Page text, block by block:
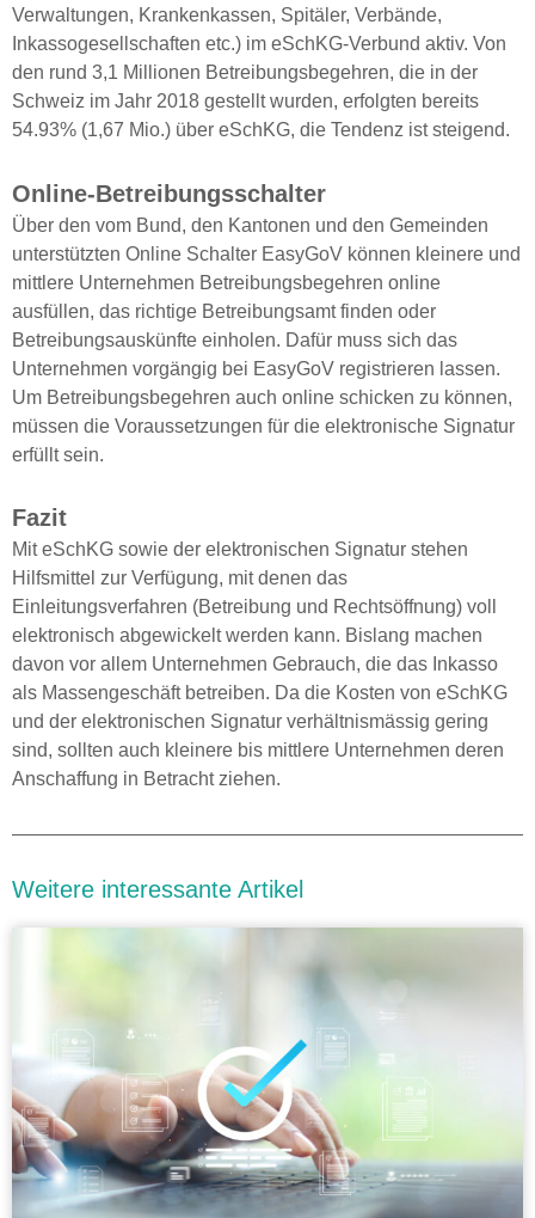
Verwaltungen, Krankenkassen, Spitäler, Verbände,
Inkassogesellschaften etc.) im eSchKG-Verbund aktiv. Von
den rund 3,1 Millionen Betreibungsbegehren, die in der
Schweiz im Jahr 2018 gestellt wurden, erfolgten bereits
54.93% (1,67 Mio.) über eSchKG, die Tendenz ist steigend.
Online-Betreibungsschalter
Über den vom Bund, den Kantonen und den Gemeinden
unterstützten Online Schalter EasyGoV können kleinere und
mittlere Unternehmen Betreibungsbegehren online
ausfüllen, das richtige Betreibungsamt finden oder
Betreibungsauskünfte einholen. Dafür muss sich das
Unternehmen vorgängig bei EasyGoV registrieren lassen.
Um Betreibungsbegehren auch online schicken zu können,
müssen die Voraussetzungen für die elektronische Signatur
erfüllt sein.
Fazit
Mit eSchKG sowie der elektronischen Signatur stehen
Hilfsmittel zur Verfügung, mit denen das
Einleitungsverfahren (Betreibung und Rechtsöffnung) voll
elektronisch abgewickelt werden kann. Bislang machen
davon vor allem Unternehmen Gebrauch, die das Inkasso
als Massengeschäft betreiben. Da die Kosten von eSchKG
und der elektronischen Signatur verhältnismässig gering
sind, sollten auch kleinere bis mittlere Unternehmen deren
Anschaffung in Betracht ziehen.
Weitere interessante Artikel